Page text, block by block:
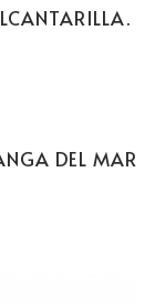
DEL MAR